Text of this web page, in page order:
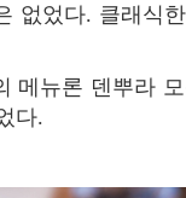
없었다. 클래식한
메뉴론 덴뿌라
다.